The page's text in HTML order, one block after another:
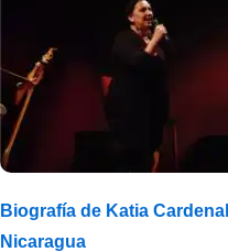
Biografía de Katia
Nicaragua